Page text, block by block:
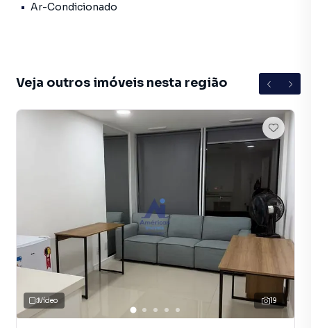
Ar-Condicionado
Veja outros imóveis nesta região
19
Vídeo